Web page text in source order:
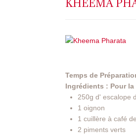
KHEEMA
Temps de
Ingrédients : Pour la
250g d' escalope
1 oignon
1 cuillère à café
2 piments verts